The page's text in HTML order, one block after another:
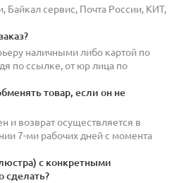
Байкал сервис, Почта России, КИТ,
наличными либо картой по
по ссылке, от юр лица по
товар, если он не
и возврат осуществляется в
7-ми рабочих дней с момента
с конкретными
сделать?